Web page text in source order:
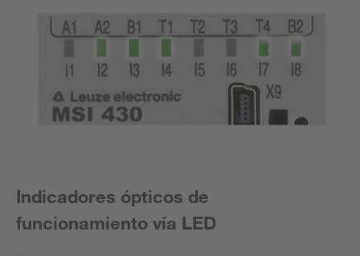
Indicadores ópticos de
funcionamiento vía LED